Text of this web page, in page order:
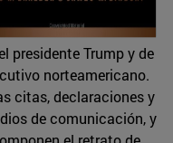
presidente Trump y de
norteamericano.
citas, declaraciones y
de comunicación, y